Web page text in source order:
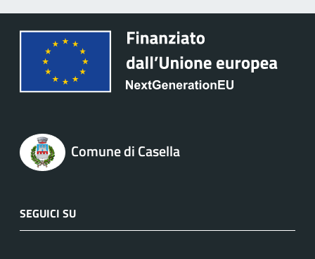
Comune di Casella
SEGUICI SU